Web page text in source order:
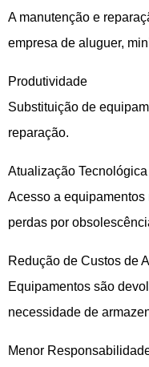
A manutenção e
empresa de aluguer,
Produtividade
Substituição de
reparação.
Atualização Tecnológica
Acesso a
perdas por
Redução de Custos de
Equipamentos são
necessidade de
Menor